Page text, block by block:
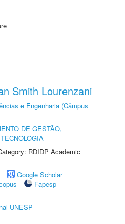
Smith Lourenzani
e Engenharia (Câmpus
DE GESTÃO,
RDIDP Academic
Google Scholar
Fapesp
UNESP